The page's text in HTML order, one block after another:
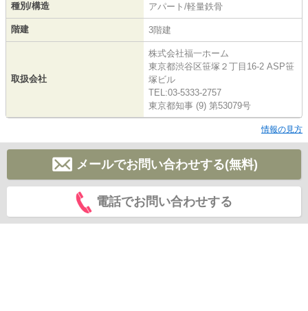
種別/構造 アパート/軽量鉄骨
階建 3階建
取扱会社
株式会社福一ホーム
東京都渋谷区笹塚２丁目16-2 ASP笹
塚ビル
TEL:03-5333-2757
東京都知事 (9) 第53079号
情報の見方
メールでお問い合わせする(無料)
電話でお問い合わせする